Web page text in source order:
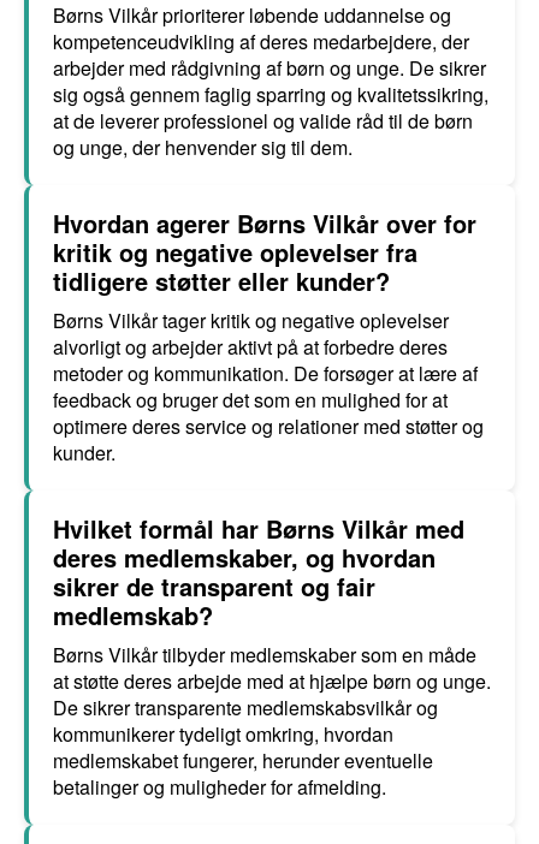
Børns Vilkår prioriterer løbende uddannelse og
kompetenceudvikling af deres medarbejdere, der
arbejder med rådgivning af børn og unge. De sikrer
sig også gennem faglig sparring og kvalitetssikring,
at de leverer professionel og valide råd til de børn
og unge, der henvender sig til dem.
Hvordan agerer Børns Vilkår over for
kritik og negative oplevelser fra
tidligere støtter eller kunder?
Børns Vilkår tager kritik og negative oplevelser
alvorligt og arbejder aktivt på at forbedre deres
metoder og kommunikation. De forsøger at lære af
feedback og bruger det som en mulighed for at
optimere deres service og relationer med støtter og
kunder.
Hvilket formål har Børns Vilkår med
deres medlemskaber, og hvordan
sikrer de transparent og fair
medlemskab?
Børns Vilkår tilbyder medlemskaber som en måde
at støtte deres arbejde med at hjælpe børn og unge.
De sikrer transparente medlemskabsvilkår og
kommunikerer tydeligt omkring, hvordan
medlemskabet fungerer, herunder eventuelle
betalinger og muligheder for afmelding.